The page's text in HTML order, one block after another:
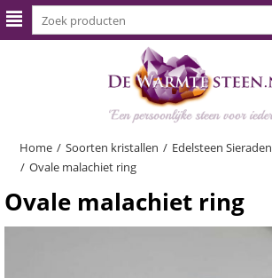
Home / Soorten kristallen / Edelsteen Sieraden
/ Ovale malachiet ring
Ovale malachiet ring